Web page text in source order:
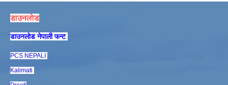
डाउनलाेड
डाउनलाेड नेपाली फन्ट
PCS NEPALI
Kalimati